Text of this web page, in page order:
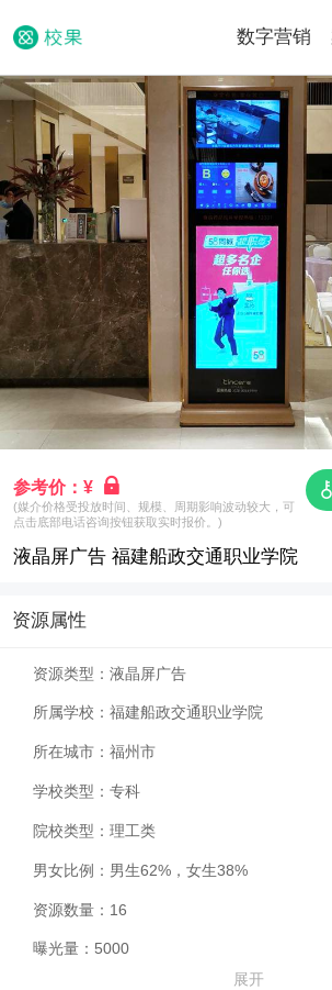
数字营销
参考价：¥
(媒介价格受投放时间、规模、周期影响波动较大，可
点击底部电话咨询按钮获取实时报价。)
液晶屏广告 福建船政交通职业学院
资源属性
资源类型： 液晶屏广告
所属学校： 福建船政交通职业学院
所在城市： 福州市
学校类型： 专科
院校类型： 理工类
男女比例： 男生62%，女生38%
资源数量： 16
曝光量： 5000
展开